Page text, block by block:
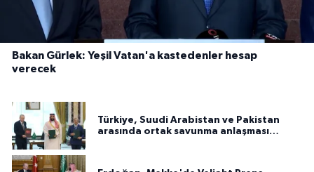
Bakan Gürlek: Yeşil Vatan'a kastedenler hesap
verecek
Türkiye, Suudi Arabistan ve Pakistan
arasında ortak savunma anlaşması